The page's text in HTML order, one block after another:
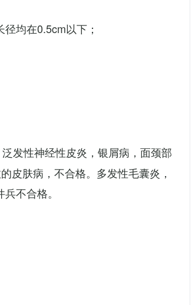
均在0.5cm以下；
发性神经性皮炎，银屑病，面颈部
皮肤病，不合格。多发性毛囊炎，
不合格。